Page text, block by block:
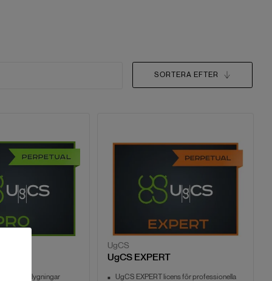
SORTERA EFTER
av flygningar
UgCS
UgCS EXPERT
UgCS EXPERT licens för professionella